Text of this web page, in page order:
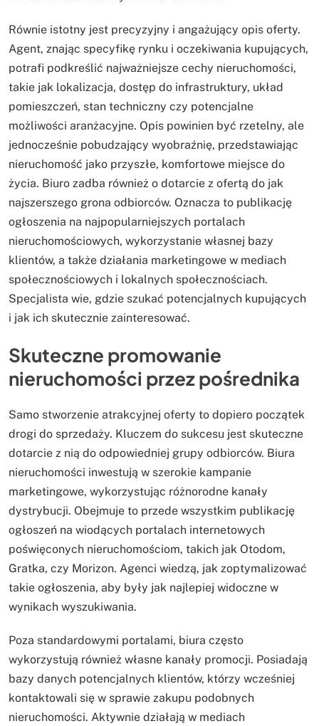
Równie istotny jest precyzyjny i angażujący opis oferty.
Agent, znając specyfikę rynku i oczekiwania kupujących,
potrafi podkreślić najważniejsze cechy nieruchomości,
takie jak lokalizacja, dostęp do infrastruktury, układ
pomieszczeń, stan techniczny czy potencjalne
możliwości aranżacyjne. Opis powinien być rzetelny, ale
jednocześnie pobudzający wyobraźnię, przedstawiając
nieruchomość jako przyszłe, komfortowe miejsce do
życia. Biuro zadba również o dotarcie z ofertą do jak
najszerszego grona odbiorców. Oznacza to publikację
ogłoszenia na najpopularniejszych portalach
nieruchomościowych, wykorzystanie własnej bazy
klientów, a także działania marketingowe w mediach
społecznościowych i lokalnych społecznościach.
Specjalista wie, gdzie szukać potencjalnych kupujących
i jak ich skutecznie zainteresować.
Skuteczne promowanie
nieruchomości przez pośrednika
Samo stworzenie atrakcyjnej oferty to dopiero początek
drogi do sprzedaży. Kluczem do sukcesu jest skuteczne
dotarcie z nią do odpowiedniej grupy odbiorców. Biura
nieruchomości inwestują w szerokie kampanie
marketingowe, wykorzystując różnorodne kanały
dystrybucji. Obejmuje to przede wszystkim publikację
ogłoszeń na wiodących portalach internetowych
poświęconych nieruchomościom, takich jak Otodom,
Gratka, czy Morizon. Agenci wiedzą, jak zoptymalizować
takie ogłoszenia, aby były jak najlepiej widoczne w
wynikach wyszukiwania.
Poza standardowymi portalami, biura często
wykorzystują również własne kanały promocji. Posiadają
bazy danych potencjalnych klientów, którzy wcześniej
kontaktowali się w sprawie zakupu podobnych
nieruchomości. Aktywnie działają w mediach